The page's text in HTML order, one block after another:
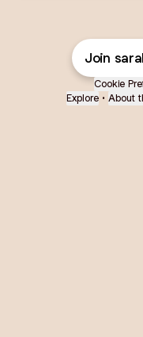
Join
Cookie
Explore • About